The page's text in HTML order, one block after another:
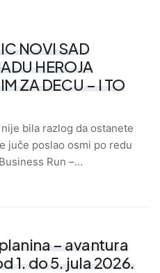
NOVI SAD
HEROJA
ZA DECU – I TO
bila razlog da ostanete
juče poslao osmi po redu
Run –…
– avantura
1. do 5. jula 2026.